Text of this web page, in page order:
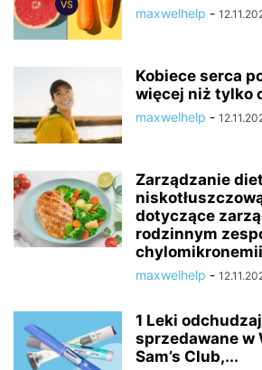
maxwelhelp -
Kobiece serca
więcej niż tylko
maxwelhelp -
Zarządzanie
dotyczące
rodzinnym
chylomikronemii
maxwelhelp -
1 Leki
sprzedawane w
Sam’s Club,...